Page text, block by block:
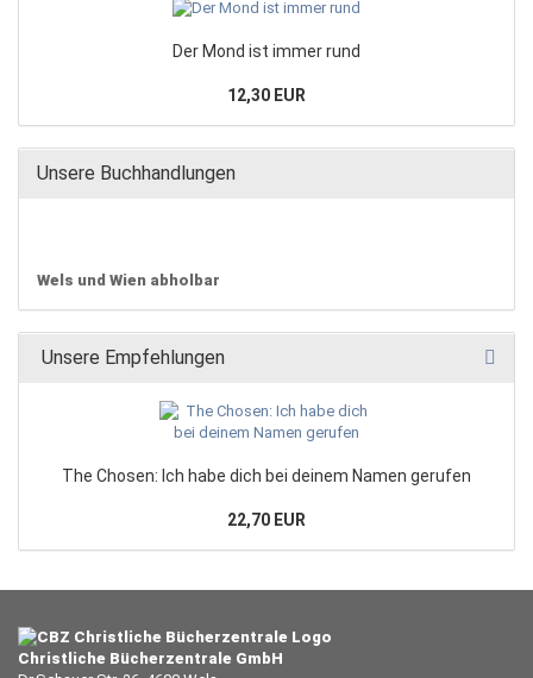
Der Mond ist immer rund
12,30 EUR
Unsere Buchhandlungen
Wels und Wien abholbar
Unsere Empfehlungen
The Chosen: Ich habe dich bei deinem Namen gerufen
22,70 EUR
Christliche Bücherzentrale GmbH